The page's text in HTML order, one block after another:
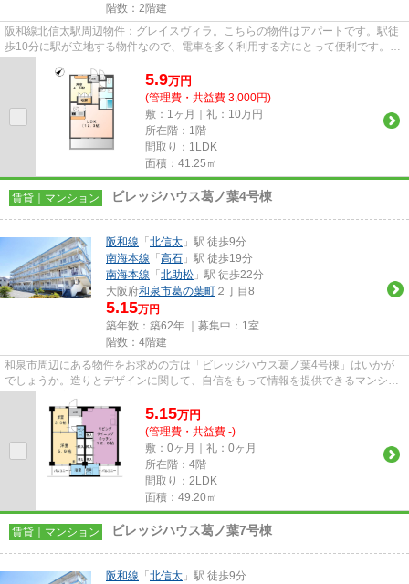
階数：2階建
阪和線北信太駅周辺物件：グレイスヴィラ。こちらの物件はアパートです。駅徒
歩10分に駅が立地する物件なので、電車を多く利用する方にとって便利です。和
5.9万円
(管理費・共益費 3,000円)
敷：1ヶ月｜礼：10万円
所在階：1階
間取り：1LDK
面積：41.25㎡
賃貸｜マンション ビレッジハウス葛ノ葉4号棟
阪和線 「 北信太 」駅 徒歩9分
南海本線 「 高石 」駅 徒歩19分
南海本線 「 北助松 」駅 徒歩22分
大阪府和泉市葛の葉町 ２丁目8
5.15万円
築年数：築62年 ｜募集中： 1室
階数：4階建
和泉市周辺にある物件をお求めの方は「ビレッジハウス葛ノ葉4号棟」はいかが
でしょうか。造りとデザインに関して、自信をもって情報を提供できるマンショ
ンです。最寄りの駅まで徒歩12...
5.15万円
(管理費・共益費 -)
敷：0ヶ月｜礼：0ヶ月
所在階：4階
間取り：2LDK
面積：49.20㎡
賃貸｜マンション ビレッジハウス葛ノ葉7号棟
阪和線 「 北信太 」駅 徒歩9分